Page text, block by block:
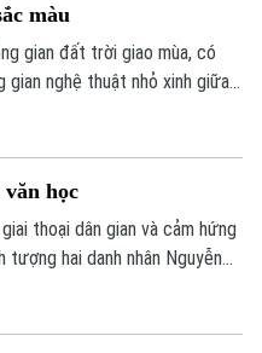
6/8.
màu
gian đất trời giao mùa, có
gian nghệ thuật nhỏ xinh giữa
vui tươi. Triển lãm "Những
vì thế trở thành một khúc
hội họa.
văn học
thoại dân gian và cảm hứng
tượng hai danh nhân Nguyễn